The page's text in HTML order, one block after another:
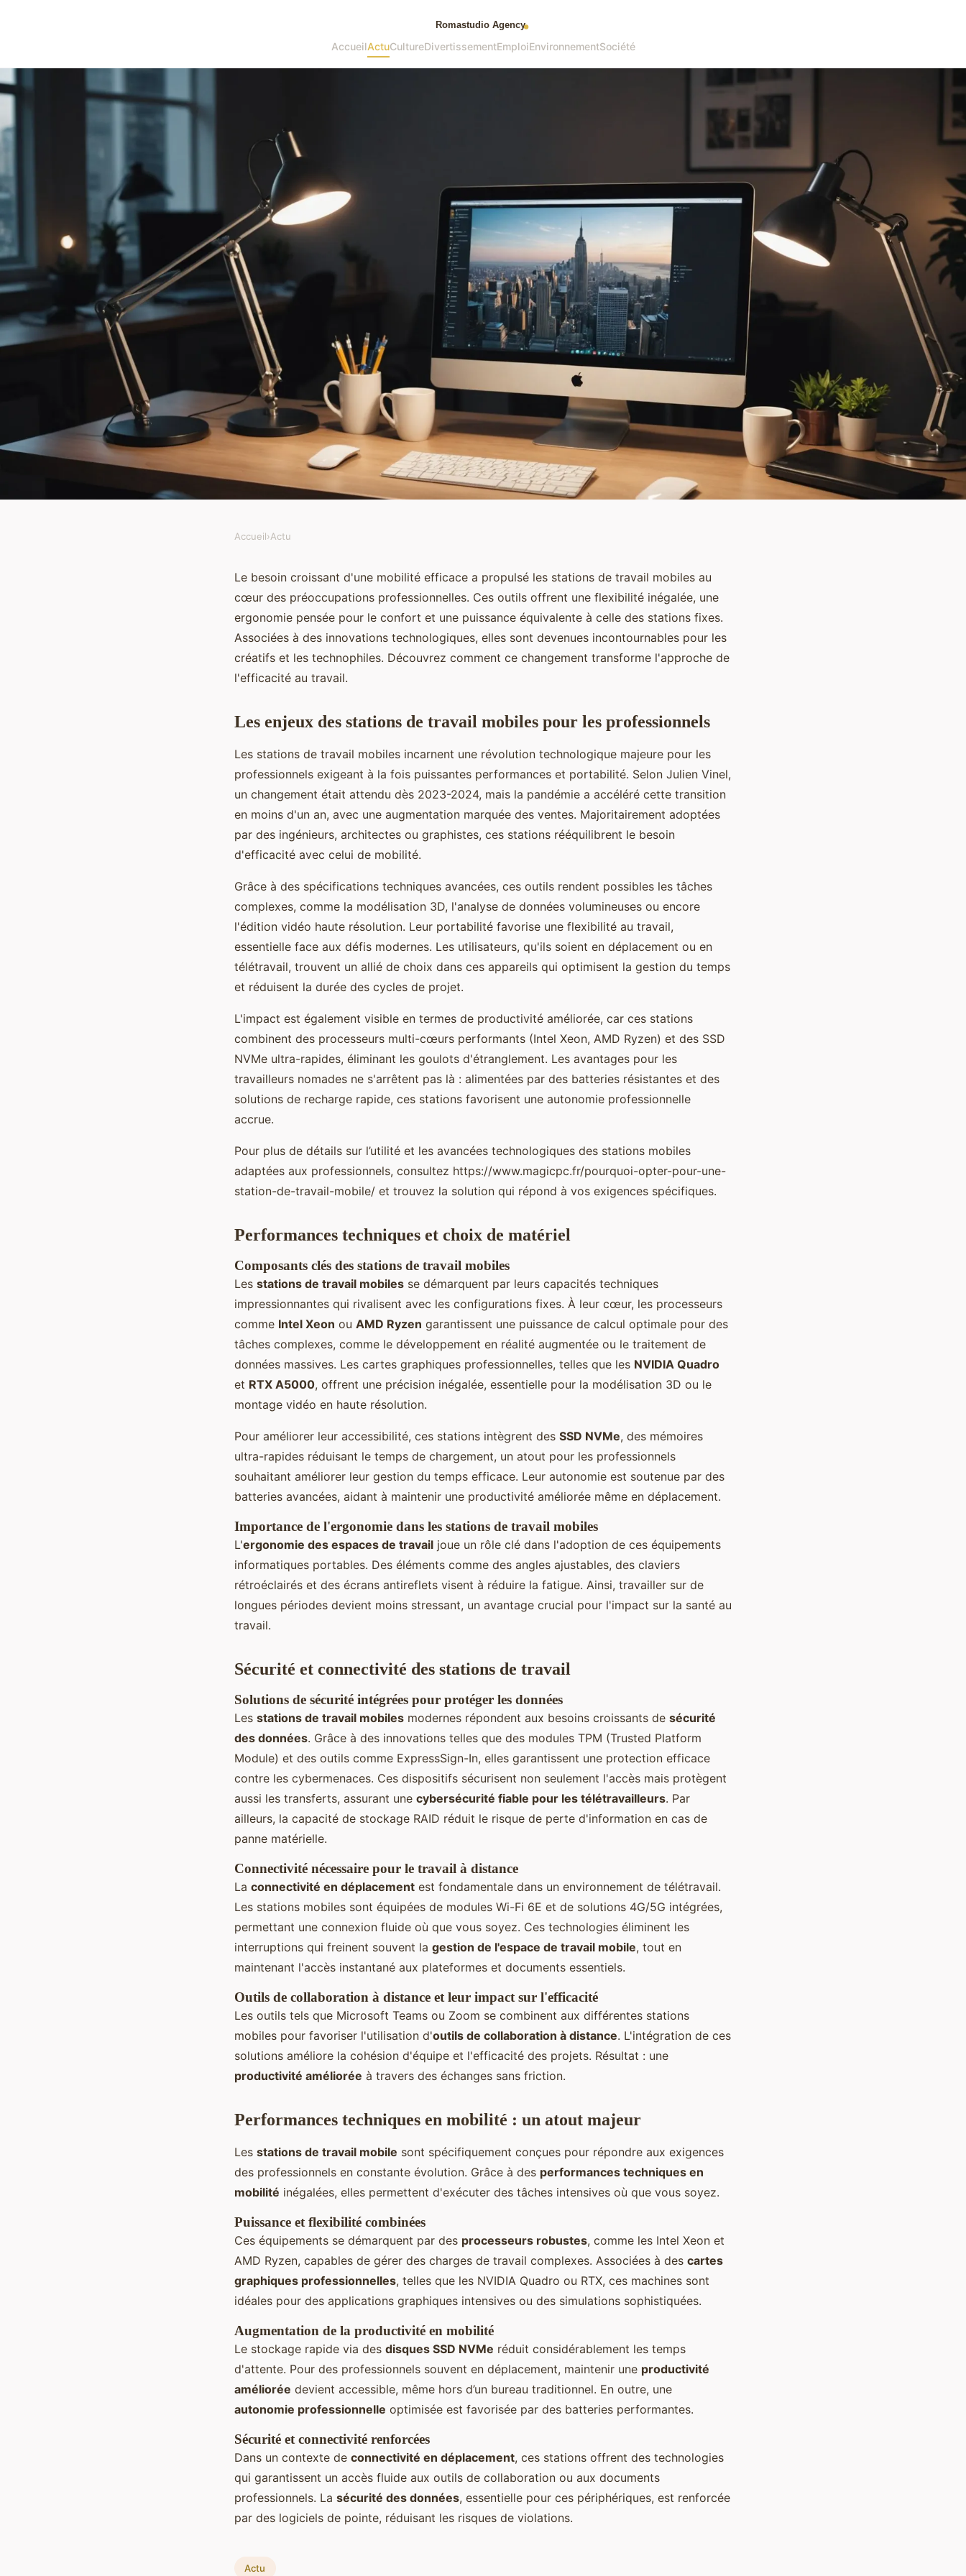
AccueilActuCultureDivertissementEmploiEnvironnementSociété
Les bénéfices d'une station de travail
mobile pour professionnels
Accueil›Actu
Le besoin croissant d'une mobilité efficace a propulsé les stations de travail mobiles au
cœur des préoccupations professionnelles. Ces outils offrent une flexibilité inégalée, une
ergonomie pensée pour le confort et une puissance équivalente à celle des stations fixes.
Associées à des innovations technologiques, elles sont devenues incontournables pour les
créatifs et les technophiles. Découvrez comment ce changement transforme l'approche de
l'efficacité au travail.
Les enjeux des stations de travail mobiles pour les professionnels
Les stations de travail mobiles incarnent une révolution technologique majeure pour les
professionnels exigeant à la fois puissantes performances et portabilité. Selon Julien Vinel,
un changement était attendu dès 2023-2024, mais la pandémie a accéléré cette transition
en moins d'un an, avec une augmentation marquée des ventes. Majoritairement adoptées
par des ingénieurs, architectes ou graphistes, ces stations rééquilibrent le besoin
d'efficacité avec celui de mobilité.
Grâce à des spécifications techniques avancées, ces outils rendent possibles les tâches
complexes, comme la modélisation 3D, l'analyse de données volumineuses ou encore
l'édition vidéo haute résolution. Leur portabilité favorise une flexibilité au travail,
essentielle face aux défis modernes. Les utilisateurs, qu'ils soient en déplacement ou en
télétravail, trouvent un allié de choix dans ces appareils qui optimisent la gestion du temps
et réduisent la durée des cycles de projet.
L'impact est également visible en termes de productivité améliorée, car ces stations
combinent des processeurs multi-cœurs performants (Intel Xeon, AMD Ryzen) et des SSD
NVMe ultra-rapides, éliminant les goulots d'étranglement. Les avantages pour les
travailleurs nomades ne s'arrêtent pas là : alimentées par des batteries résistantes et des
solutions de recharge rapide, ces stations favorisent une autonomie professionnelle
accrue.
Pour plus de détails sur l’utilité et les avancées technologiques des stations mobiles
adaptées aux professionnels, consultez https://www.magicpc.fr/pourquoi-opter-pour-une-
station-de-travail-mobile/ et trouvez la solution qui répond à vos exigences spécifiques.
Performances techniques et choix de matériel
Composants clés des stations de travail mobiles
Les stations de travail mobiles se démarquent par leurs capacités techniques
impressionnantes qui rivalisent avec les configurations fixes. À leur cœur, les processeurs
comme Intel Xeon ou AMD Ryzen garantissent une puissance de calcul optimale pour des
tâches complexes, comme le développement en réalité augmentée ou le traitement de
données massives. Les cartes graphiques professionnelles, telles que les NVIDIA Quadro
et RTX A5000, offrent une précision inégalée, essentielle pour la modélisation 3D ou le
montage vidéo en haute résolution.
Pour améliorer leur accessibilité, ces stations intègrent des SSD NVMe, des mémoires
ultra-rapides réduisant le temps de chargement, un atout pour les professionnels
souhaitant améliorer leur gestion du temps efficace. Leur autonomie est soutenue par des
batteries avancées, aidant à maintenir une productivité améliorée même en déplacement.
Importance de l'ergonomie dans les stations de travail mobiles
L'ergonomie des espaces de travail joue un rôle clé dans l'adoption de ces équipements
informatiques portables. Des éléments comme des angles ajustables, des claviers
rétroéclairés et des écrans antireflets visent à réduire la fatigue. Ainsi, travailler sur de
longues périodes devient moins stressant, un avantage crucial pour l'impact sur la santé au
travail.
Sécurité et connectivité des stations de travail
Solutions de sécurité intégrées pour protéger les données
Les stations de travail mobiles modernes répondent aux besoins croissants de sécurité
des données. Grâce à des innovations telles que des modules TPM (Trusted Platform
Module) et des outils comme ExpressSign-In, elles garantissent une protection efficace
contre les cybermenaces. Ces dispositifs sécurisent non seulement l'accès mais protègent
aussi les transferts, assurant une cybersécurité fiable pour les télétravailleurs. Par
ailleurs, la capacité de stockage RAID réduit le risque de perte d'information en cas de
panne matérielle.
Connectivité nécessaire pour le travail à distance
La connectivité en déplacement est fondamentale dans un environnement de télétravail.
Les stations mobiles sont équipées de modules Wi-Fi 6E et de solutions 4G/5G intégrées,
permettant une connexion fluide où que vous soyez. Ces technologies éliminent les
interruptions qui freinent souvent la gestion de l'espace de travail mobile, tout en
maintenant l'accès instantané aux plateformes et documents essentiels.
Outils de collaboration à distance et leur impact sur l'efficacité
Les outils tels que Microsoft Teams ou Zoom se combinent aux différentes stations
mobiles pour favoriser l'utilisation d'outils de collaboration à distance. L'intégration de ces
solutions améliore la cohésion d'équipe et l'efficacité des projets. Résultat : une
productivité améliorée à travers des échanges sans friction.
Performances techniques en mobilité : un atout majeur
Les stations de travail mobile sont spécifiquement conçues pour répondre aux exigences
des professionnels en constante évolution. Grâce à des performances techniques en
mobilité inégalées, elles permettent d'exécuter des tâches intensives où que vous soyez.
Puissance et flexibilité combinées
Ces équipements se démarquent par des processeurs robustes, comme les Intel Xeon et
AMD Ryzen, capables de gérer des charges de travail complexes. Associées à des cartes
graphiques professionnelles, telles que les NVIDIA Quadro ou RTX, ces machines sont
idéales pour des applications graphiques intensives ou des simulations sophistiquées.
Augmentation de la productivité en mobilité
Le stockage rapide via des disques SSD NVMe réduit considérablement les temps
d'attente. Pour des professionnels souvent en déplacement, maintenir une productivité
améliorée devient accessible, même hors d’un bureau traditionnel. En outre, une
autonomie professionnelle optimisée est favorisée par des batteries performantes.
Sécurité et connectivité renforcées
Dans un contexte de connectivité en déplacement, ces stations offrent des technologies
qui garantissent un accès fluide aux outils de collaboration ou aux documents
professionnels. La sécurité des données, essentielle pour ces périphériques, est renforcée
par des logiciels de pointe, réduisant les risques de violations.
Actu